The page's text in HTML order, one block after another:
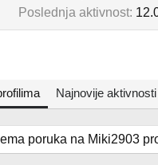
Poslednja aktivnost
Najnovije aktivnosti
poruka na Miki2903